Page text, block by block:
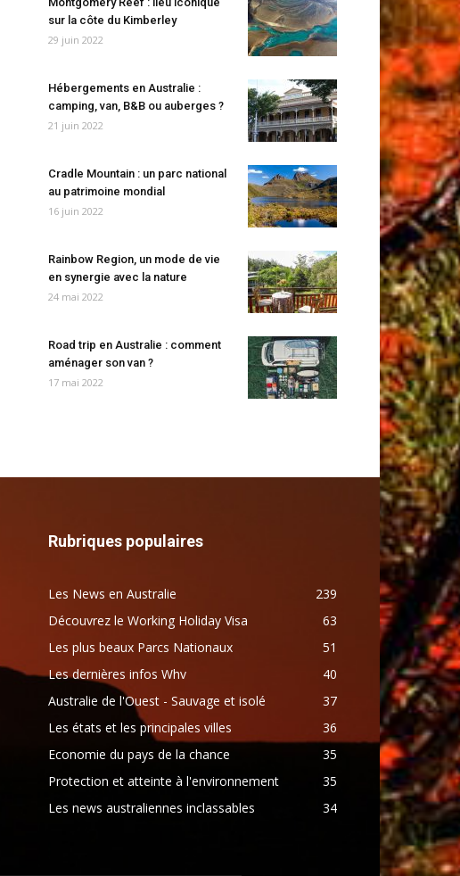
sur la côte du Kimberley
29 juin 2022
Hébergements en Australie :
camping, van, B&B ou auberges ?
21 juin 2022
Cradle Mountain : un parc national
au patrimoine mondial
16 juin 2022
Rainbow Region, un mode de vie
en synergie avec la nature
24 mai 2022
Road trip en Australie : comment
aménager son van ?
17 mai 2022
Rubriques populaires
Les News en Australie
239
Découvrez le Working Holiday Visa
63
Les plus beaux Parcs Nationaux
51
Les dernières infos Whv
40
Australie de l'Ouest - Sauvage et isolé
37
Les états et les principales villes
36
Economie du pays de la chance
35
Protection et atteinte à l'environnement
35
Les news australiennes inclassables
34